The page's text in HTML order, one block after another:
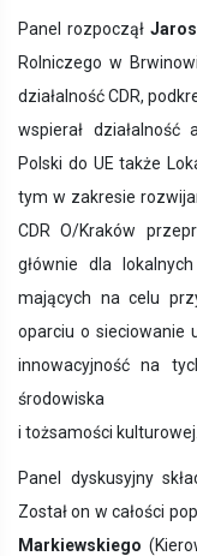
Panel rozpoczął
Rolniczego w
działalność CDR,
wspierał
Polski do UE także
tym w zakresie
CDR O/Kraków
głównie dla
mających na celu
oparciu o sieciowanie
innowacyjność na
środowiska
i tożsamości kulturowej.
Panel dyskusyjny
Został on w całości
Markiewskiego